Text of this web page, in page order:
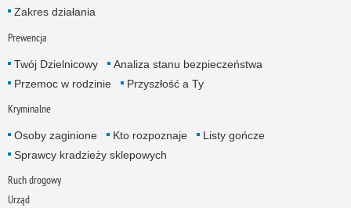
Zakres działania
Prewencja
Twój Dzielnicowy
Analiza stanu bezpieczeństwa
Przemoc w rodzinie
Przyszłość a Ty
Kryminalne
Osoby zaginione Kto rozpoznaje
Listy gończe
Sprawcy kradzieży sklepowych
Ruch drogowy
Urząd